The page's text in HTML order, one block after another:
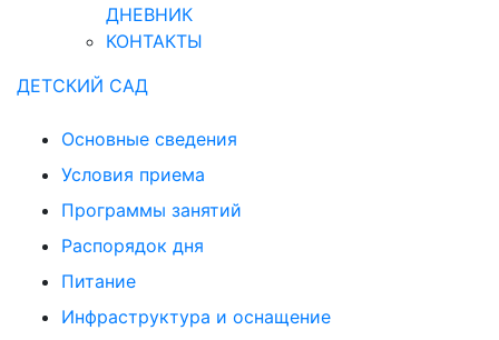
ДНЕВНИК
КОНТАКТЫ
ДЕТСКИЙ САД
Основные сведения
Условия приема
Программы занятий
Распорядок дня
Питание
Инфраструктура и оснащение